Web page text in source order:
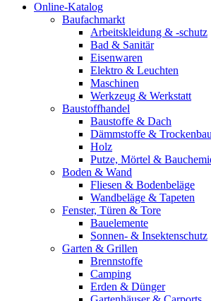
Online-Katalog
Baufachmarkt
Arbeitskleidung & -schutz
Bad & Sanitär
Eisenwaren
Elektro & Leuchten
Maschinen
Werkzeug & Werkstatt
Baustoffhandel
Baustoffe & Dach
Dämmstoffe & Trockenbau
Holz
Putze, Mörtel &
Boden & Wand
Fliesen & Bodenbeläge
Wandbeläge & Tapeten
Fenster, Türen & Tore
Bauelemente
Sonnen- & Insektenschutz
Garten & Grillen
Brennstoffe
Camping
Erden & Dünger